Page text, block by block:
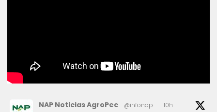
NAP Noticias AgroPec @infonap · 10h